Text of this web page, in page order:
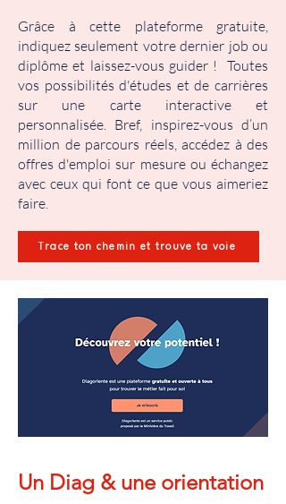
Grâce à cette plateforme gratuite,
indiquez seulement votre dernier job ou
diplôme et laissez-vous guider ! Toutes
vos possibilités d'études et de carrières
sur une carte interactive et
personnalisée. Bref, inspirez-vous d’un
million de parcours réels, accédez à des
offres d'emploi sur mesure ou échangez
avec ceux qui font ce que vous aimeriez
faire.
Trace ton chemin et trouve ta voie
Un Diag & une orientation